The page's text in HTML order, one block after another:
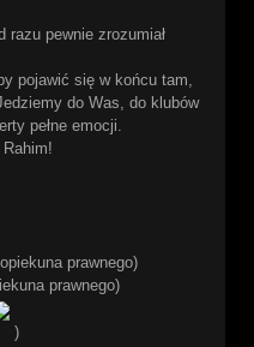
razu pewnie zrozumiał
pojawić się w końcu tam,
do Was, do klubów
pełne emocji.
prawnego)
prawnego)
)